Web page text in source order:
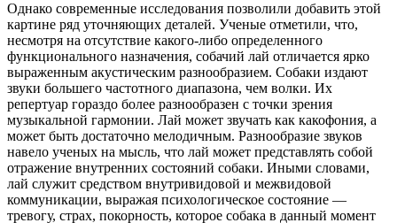
Однако современные исследования позволили добавить этой
картине ряд уточняющих деталей. Ученые отметили, что,
несмотря на отсутствие какого-либо определенного
функционального назначения, собачий лай отличается ярко
выраженным акустическим разнообразием. Собаки издают
звуки большего частотного диапазона, чем волки. Их
репертуар гораздо более разнообразен с точки зрения
музыкальной гармонии. Лай может звучать как какофония, а
может быть достаточно мелодичным. Разнообразие звуков
навело ученых на мысль, что лай может представлять собой
отражение внутренних состояний собаки. Иными словами,
лай служит средством внутривидовой и межвидовой
коммуникации, выражая психологическое состояние —
тревогу, страх, покорность, которое собака в данный момент